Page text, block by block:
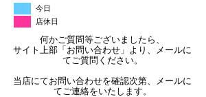
今日
店休日
何かご質問等ございましたら、
サイト上部「お問い合わせ」より、メールに
てご質問ください。
当店にてお問い合わせを確認次第、メールに
てご連絡をいたします。